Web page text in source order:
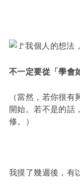
我個人的想法
不一定要從「學會
（當然，若你很
開始。若不是的話
修。）
我摸了幾週後，有